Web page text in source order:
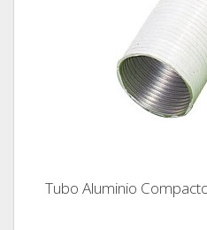
Tubo Aluminio